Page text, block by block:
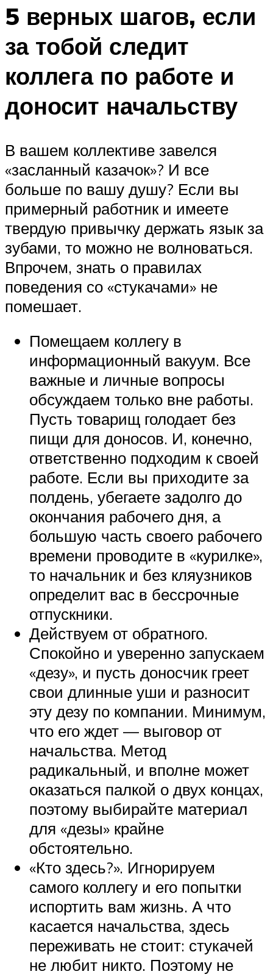
5 верных шагов, если
за тобой следит
коллега по работе и
доносит начальству
В вашем коллективе завелся
«засланный казачок»? И все
больше по вашу душу? Если вы
примерный работник и имеете
твердую привычку держать язык за
зубами, то можно не волноваться.
Впрочем, знать о правилах
поведения со «стукачами» не
помешает.
Помещаем коллегу в
информационный вакуум. Все
важные и личные вопросы
обсуждаем только вне работы.
Пусть товарищ голодает без
пищи для доносов. И, конечно,
ответственно подходим к своей
работе. Если вы приходите за
полдень, убегаете задолго до
окончания рабочего дня, а
большую часть своего рабочего
времени проводите в «курилке»,
то начальник и без кляузников
определит вас в бессрочные
отпускники.
Действуем от обратного.
Спокойно и уверенно запускаем
«дезу», и пусть доносчик греет
свои длинные уши и разносит
эту дезу по компании. Минимум,
что его ждет — выговор от
начальства. Метод
радикальный, и вполне может
оказаться палкой о двух концах,
поэтому выбирайте материал
для «дезы» крайне
обстоятельно.
«Кто здесь?». Игнорируем
самого коллегу и его попытки
испортить вам жизнь. А что
касается начальства, здесь
переживать не стоит: стукачей
не любит никто. Поэтому не